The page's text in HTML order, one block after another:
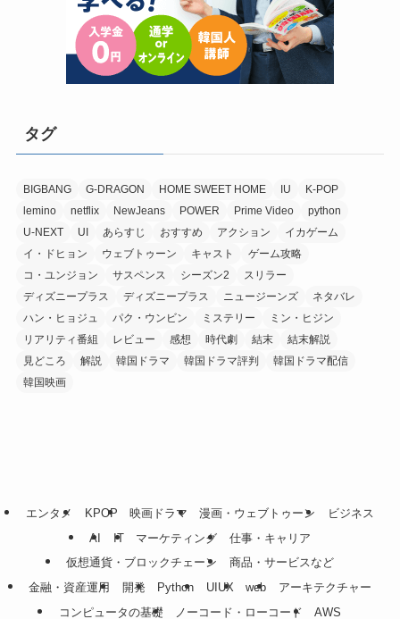
タグ
BIGBANG G-DRAGON HOME SWEET HOME IU
K-POP
lemino
netflix NewJeans POWER Prime Video
python
U-NEXT
UI あらすじ おすすめ アクション
イカゲーム
イ・ドヒョン
ウェブトゥーン キャスト
ゲーム攻略
コ・ユンジョン
サスペンス シーズン2
スリラー
ディズニープラス
ディズニープラス ニュージーンズ
ネタバレ
ハン・ヒョジュ
パク・ウンビン ミステリー
ミン・ヒジン
リアリティ番組
レビュー 感想 時代劇 結末
結末解説
見どころ
解説 韓国ドラマ 韓国ドラマ評判
韓国ドラマ配信
韓国映画
エンタメ KPOP 映画ドラマ 漫画・ウェブトゥーン
ビジネス
AI
IT マーケティング
仕事・キャリア
仮想通貨・ブロックチェーン
商品・サービスなど
金融・資産運用
開発 Python UIUX web
アーキテクチャー
コンピュータの基礎
ノーコード・ローコード AWS